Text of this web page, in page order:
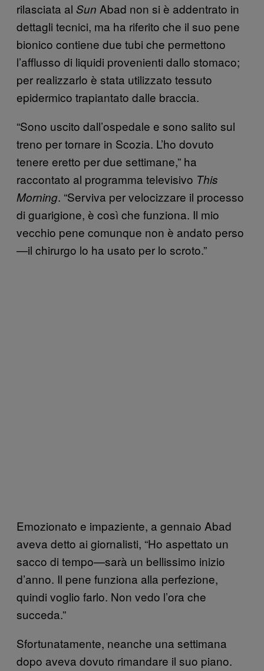
rilasciata al Sun Abad non si è addentrato in
dettagli tecnici, ma ha riferito che il suo pene
bionico contiene due tubi che permettono
l’afflusso di liquidi provenienti dallo stomaco;
per realizzarlo è stata utilizzato tessuto
epidermico trapiantato dalle braccia.
“Sono uscito dall’ospedale e sono salito sul
treno per tornare in Scozia. L’ho dovuto
tenere eretto per due settimane,” ha
raccontato al programma televisivo This
Morning. “Serviva per velocizzare il processo
di guarigione, è così che funziona. Il mio
vecchio pene comunque non è andato perso
—il chirurgo lo ha usato per lo scroto.”
Emozionato e impaziente, a gennaio Abad
aveva detto ai giornalisti, “Ho aspettato un
sacco di tempo—sarà un bellissimo inizio
d’anno. Il pene funziona alla perfezione,
quindi voglio farlo. Non vedo l’ora che
succeda.”
Sfortunatamente, neanche una settimana
dopo aveva dovuto rimandare il suo piano.